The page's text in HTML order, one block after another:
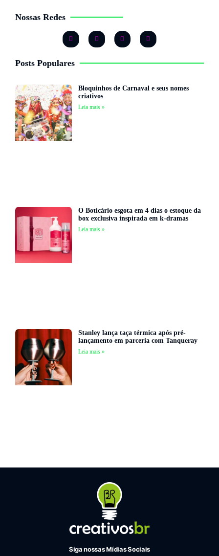
Nossas Redes
Posts Populares
Bloquinhos de Carnaval e seus nomes
criativos
Leia mais »
O Boticário esgota em 4 dias o estoque da
box exclusiva inspirada em k-dramas
Leia mais »
Stanley lança taça térmica após pré-
lançamento em parceria com Tanqueray
Leia mais »
Siga nossas Mídias Sociais